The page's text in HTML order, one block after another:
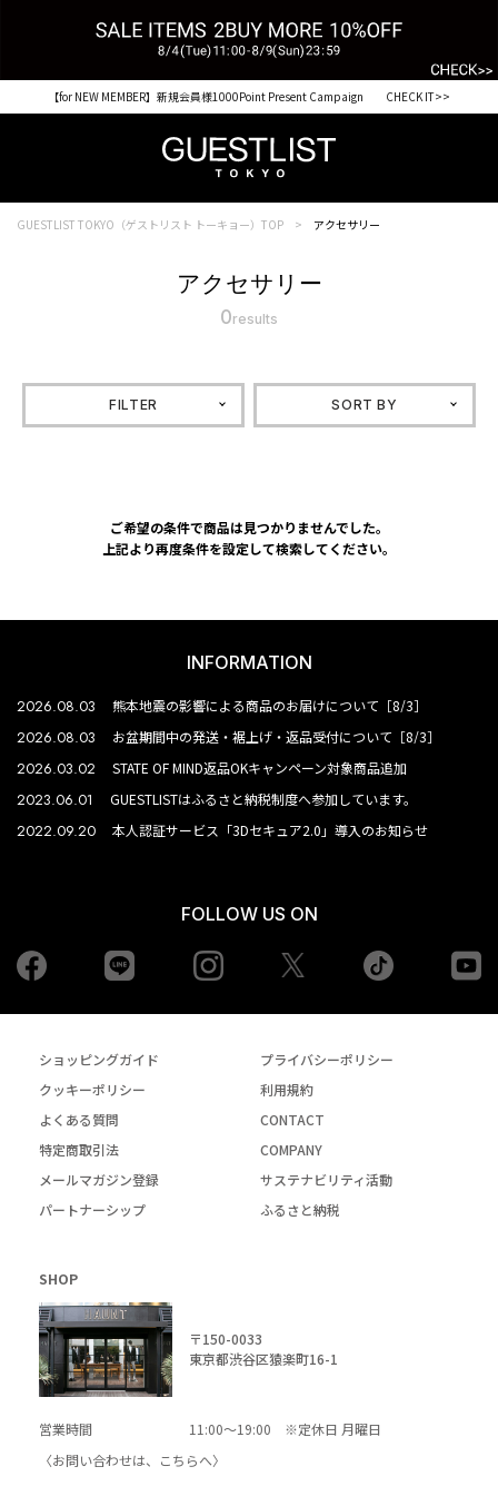
【for NEW MEMBER】新規会員様1000Point Present Campaign CHECK IT>>
GUESTLIST TOKYO（ゲストリスト トーキョー）TOP アクセサリー
アクセサリー
0results
FILTER SORT BY
ご希望の条件で商品は見つかりませんでした。
上記より再度条件を設定して検索してください。
INFORMATION
2026.08.03 熊本地震の影響による商品のお届けについて［8/3］
2026.08.03 お盆期間中の発送・裾上げ・返品受付について［8/3］
2026.03.02 STATE OF MIND返品OKキャンペーン対象商品追加
2023.06.01 GUESTLISTはふるさと納税制度へ参加しています。
2022.09.20 本人認証サービス「3Dセキュア2.0」導入のお知らせ
FOLLOW US ON
Facebook Instagram tiktok
ショッピングガイド
プライバシーポリシー
クッキーポリシー
利用規約
よくある質問
CONTACT
特定商取引法
COMPANY
メールマガジン登録
サステナビリティ活動
パートナーシップ
ふるさと納税
SHOP
〒150-0033
東京都渋谷区猿楽町16-1
営業時間
11:00～19:00 ※定休日 月曜日
〈お問い合わせは、
こちらへ〉